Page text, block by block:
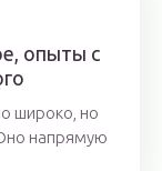
опыты с
широко, но
Оно напрямую